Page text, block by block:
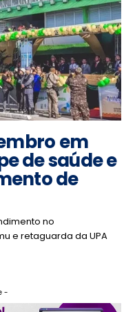
em
de saúde e
de
no
e retaguarda da UPA
-